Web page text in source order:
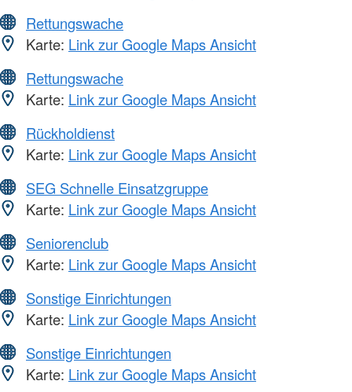
Rettungswache
Karte: Link zur Google Maps Ansicht
Rettungswache
Karte: Link zur Google Maps Ansicht
Rückholdienst
Karte: Link zur Google Maps Ansicht
SEG Schnelle Einsatzgruppe
Karte: Link zur Google Maps Ansicht
Seniorenclub
Karte: Link zur Google Maps Ansicht
Sonstige Einrichtungen
Karte: Link zur Google Maps Ansicht
Sonstige Einrichtungen
Karte: Link zur Google Maps Ansicht